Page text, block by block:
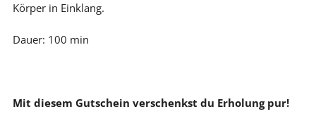
Körper in Einklang.
Dauer: 100 min
Mit diesem Gutschein verschenkst du Erholung pur!